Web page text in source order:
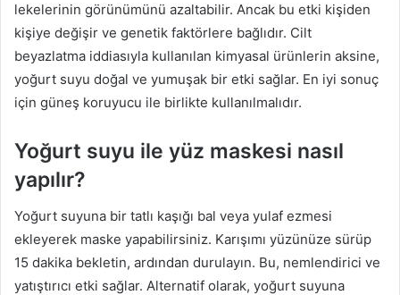
lekelerinin görünümünü azaltabilir. Ancak bu etki kişiden
kişiye değişir ve genetik faktörlere bağlıdır. Cilt
beyazlatma iddiasıyla kullanılan kimyasal ürünlerin aksine,
yoğurt suyu doğal ve yumuşak bir etki sağlar. En iyi sonuç
için güneş koruyucu ile birlikte kullanılmalıdır.
Yoğurt suyu ile yüz maskesi nasıl
yapılır?
Yoğurt suyuna bir tatlı kaşığı bal veya yulaf ezmesi
ekleyerek maske yapabilirsiniz. Karışımı yüzünüze sürüp
15 dakika bekletin, ardından durulayın. Bu, nemlendirici ve
yatıştırıcı etki sağlar. Alternatif olarak, yoğurt suyuna